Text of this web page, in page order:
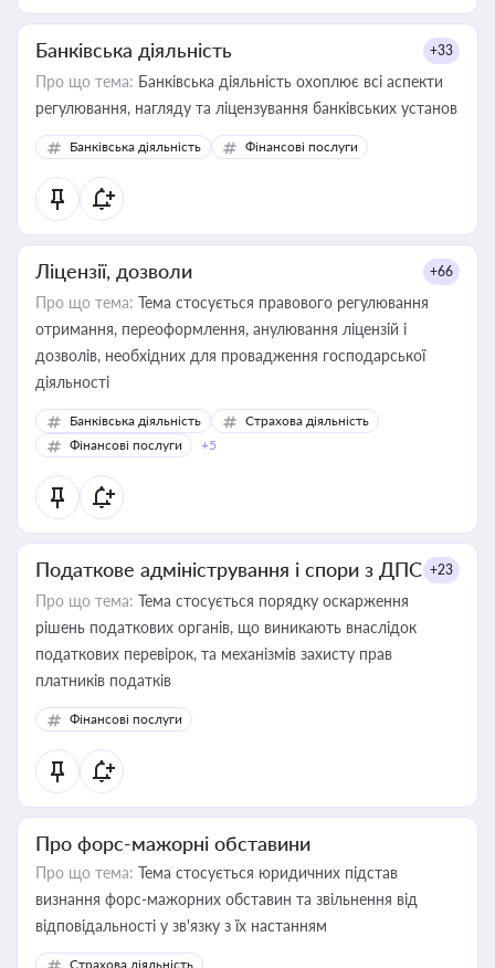
Банківська діяльність +33
Про що тема: Банківська діяльність охоплює всі аспекти
регулювання, нагляду та ліцензування банківських установ
Банківська діяльність Фінансові послуги
Ліцензії, дозволи +66
Про що тема: Тема стосується правового регулювання
отримання, переоформлення, анулювання ліцензій і
дозволів, необхідних для провадження господарської
діяльності
Банківська діяльність
Страхова діяльність
Фінансові послуги
+5
Податкове адміністрування і спори з ДПС +23
Про що тема: Тема стосується порядку оскарження
рішень податкових органів, що виникають внаслідок
податкових перевірок, та механізмів захисту прав
платників податків
Фінансові послуги
Про форс-мажорні обставини
Про що тема: Тема стосується юридичних підстав
визнання форс-мажорних обставин та звільнення від
відповідальності у зв'язку з їх настанням
Страхова діяльність